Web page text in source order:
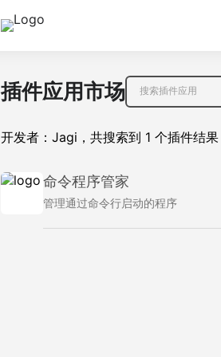
插件应用市场
开发者： Jagi ， 共搜索到 1 个插件结果
命令程序管家
管理通过命令行启动的程序